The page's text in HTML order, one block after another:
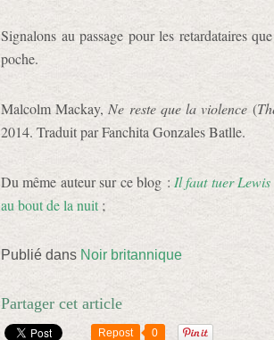
Signalons au passage pour les retardataires
poche.
Malcolm Mackay, Ne reste que la violence (
2014. Traduit par Fanchita Gonzales Batlle.
Du même auteur sur ce blog : Il faut tuer
au bout de la nuit;
Publié dans Noir britannique
Partager cet article
Repost 0